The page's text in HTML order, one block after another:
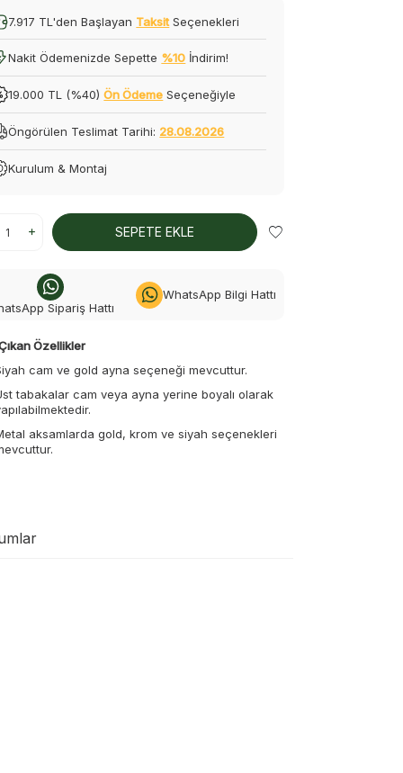
7.917 TL'den Başlayan Taksit Seçenekleri
Nakit Ödemenizde Sepette %10 İndirim!
19.000 TL (%40)Ön Ödeme Seçeneğiyle
Öngörülen Teslimat Tarihi: 28.08.2026
Kurulum & Montaj
SEPETE EKLE
Sipariş Hattı
WhatsApp Bilgi Hattı
Özellikler
cam ve gold ayna seçeneği mevcuttur.
tabakalar cam veya ayna yerine boyalı olarak
aksamlarda gold, krom ve siyah seçenekleri